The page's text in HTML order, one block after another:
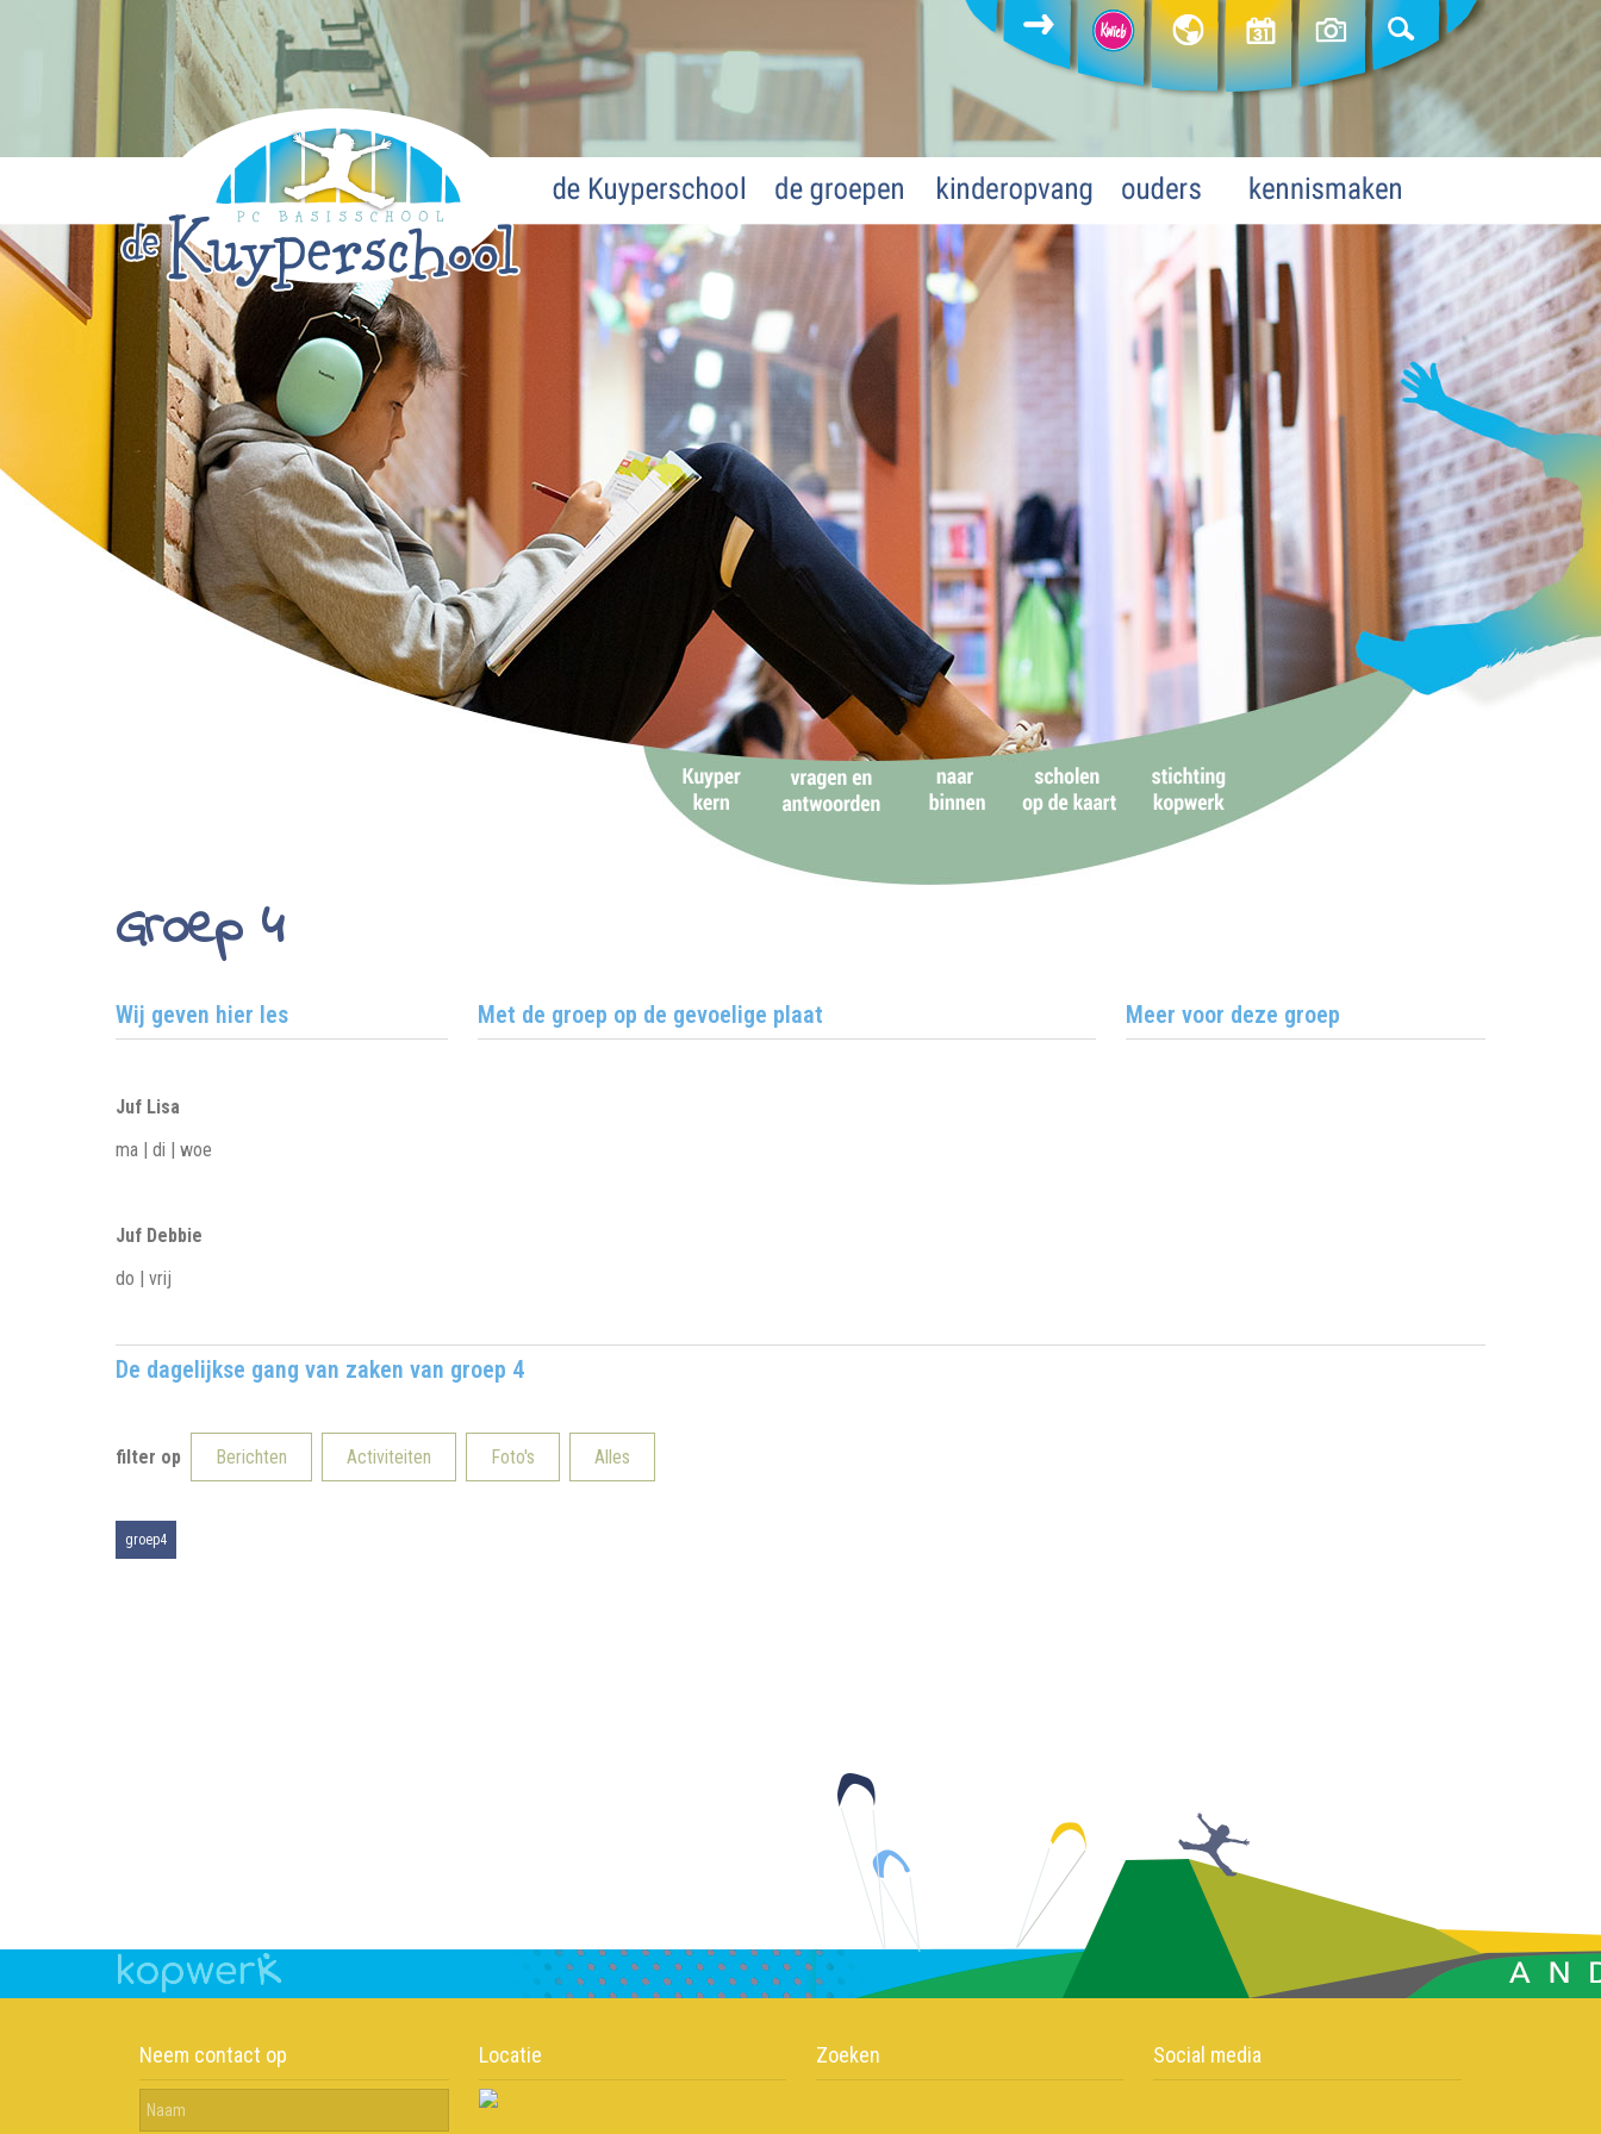
Groep 4
Wij geven hier les
Juf Lisa
ma | di | woe
Juf Debbie
do | vrij
Met de groep op de gevoelige plaat Meer voor deze groep
De dagelijkse gang van zaken van groep 4
filter op Berichten Activiteiten Foto's Alles
groep4
Neem contact op Locatie Zoeken Social media